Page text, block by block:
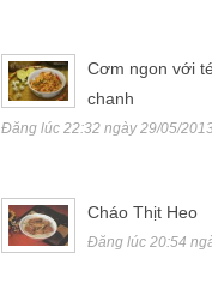
Cơm ngon với
chanh
Đăng lúc 22:32 ngày 29/05/
Cháo Thịt Heo
Đăng lúc 20:54